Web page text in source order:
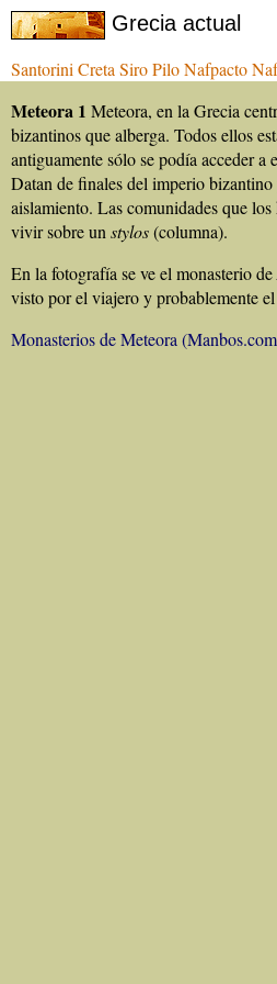
Grecia actual
Santorini Creta SiroPiloNafpacto
Meteora 1 Meteora, en la Grecia
bizantinos que alberga. Todos ellos
antiguamente sólo se podía acceder
Datan de finales del imperio bizantino
aislamiento. Las comunidades que
vivir sobre un stylos(columna).
En la fotografía se ve el monasterio de
visto por el viajero y probablemente
Monasterios de Meteora